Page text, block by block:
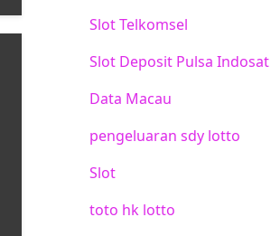
Slot Telkomsel
Slot Deposit Pulsa Indosat
Data Macau
pengeluaran sdy lotto
Slot
toto hk lotto